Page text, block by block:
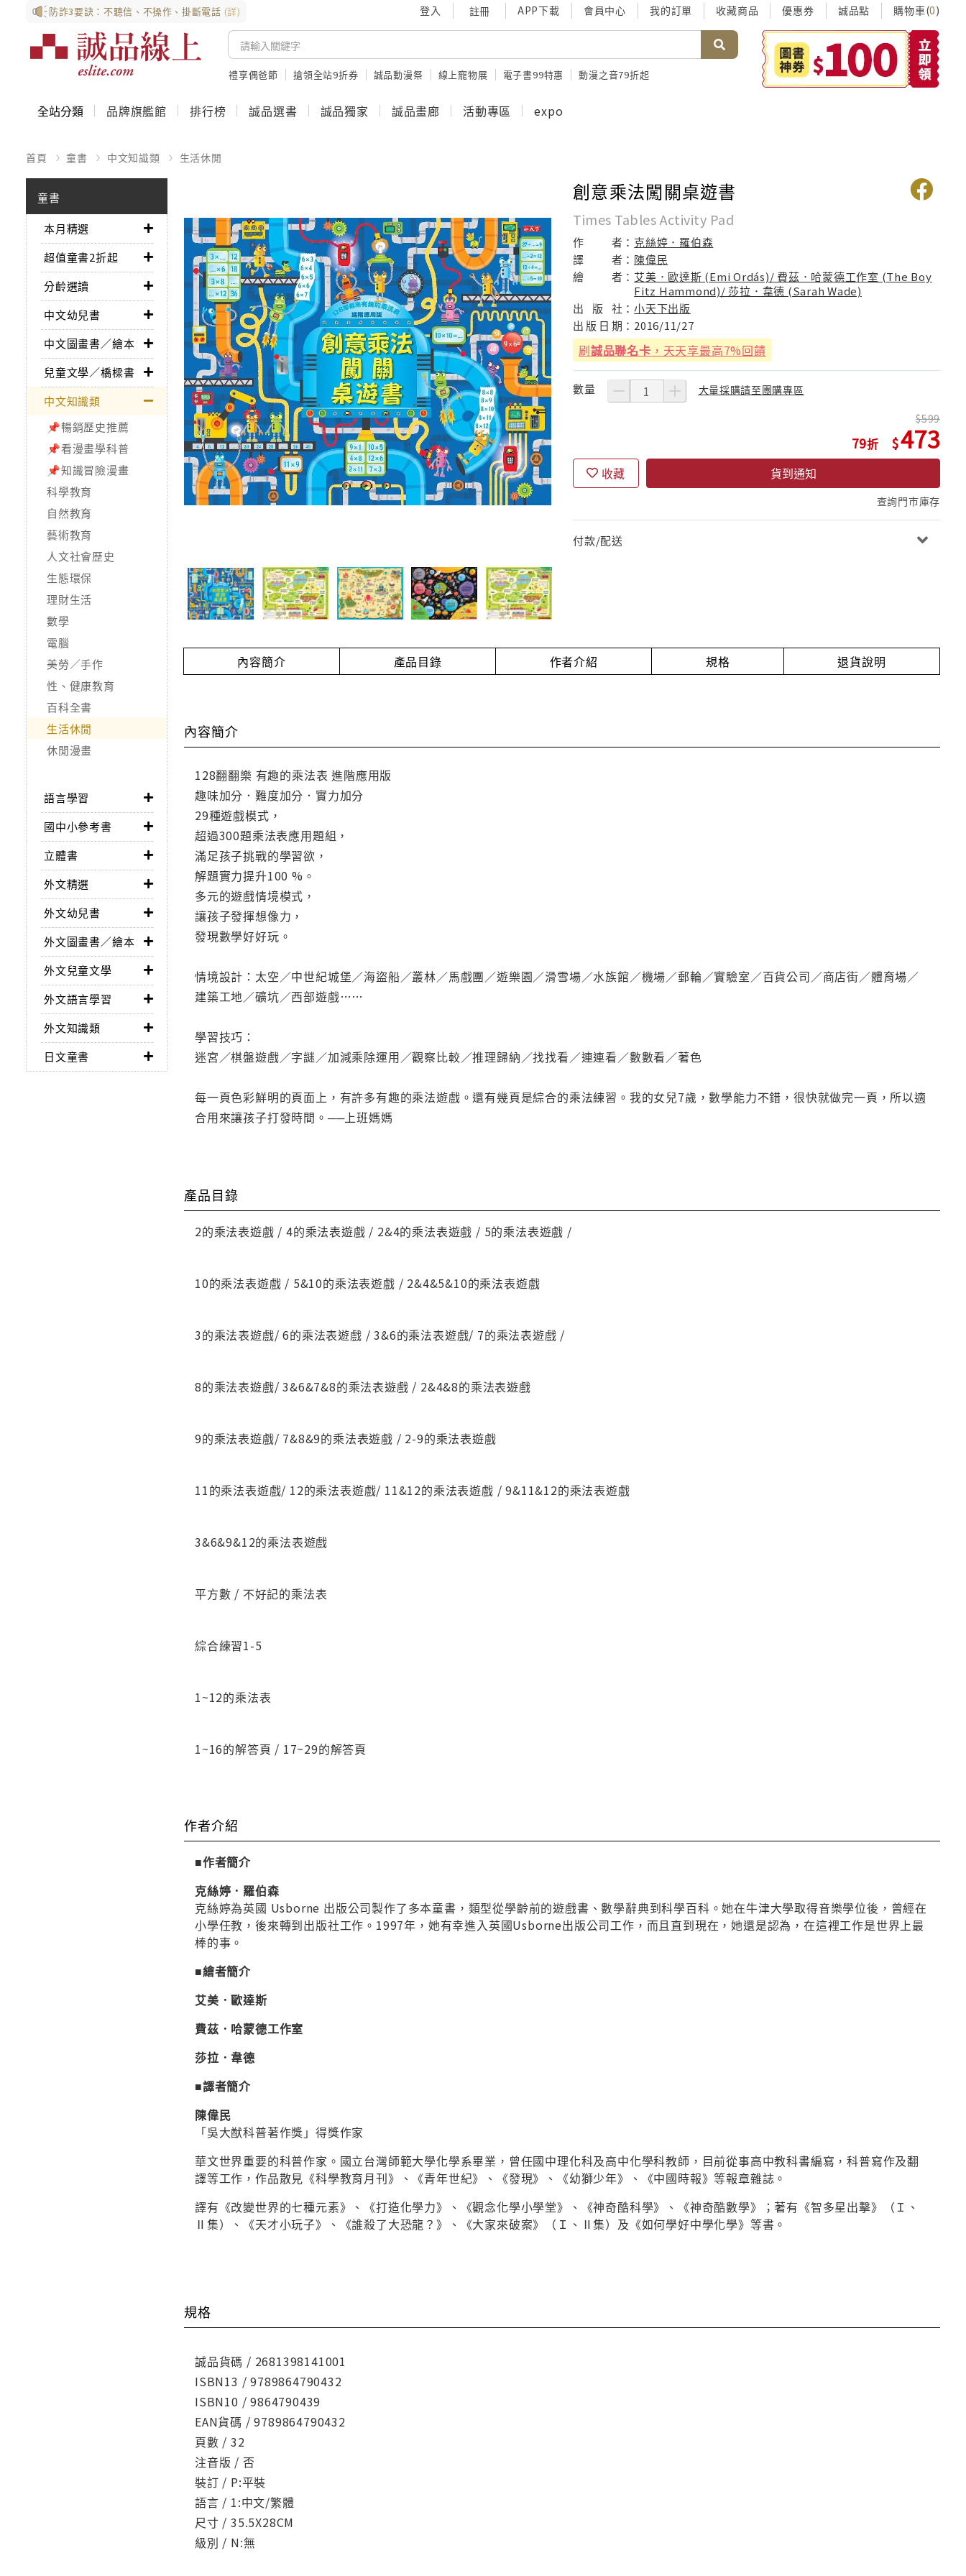
防詐3要訣：不聽信、不操作、掛斷電話 (詳) 登入 註冊 APP下載 會員中心 我的訂單 收藏商品 優惠券 誠品點 購物車(0)
禮享偶爸節 搶領全站9折券 誠品動漫祭 線上寵物展 電子書99特惠 動漫之音79折起
全站分類 品牌旗艦館 排行榜 誠品選書 誠品獨家 誠品畫廊 活動專區 expo
首頁 童書 中文知識類 生活休閒
童書
本月精選
超值童書2折起
分齡選讀
中文幼兒書
中文圖畫書／繪本
兒童文學／橋樑書
中文知識類
📌暢銷歷史推薦
📌看漫畫學科普
📌知識冒險漫畫
科學教育
自然教育
藝術教育
人文社會歷史
生態環保
理財生活
數學
電腦
美勞／手作
性、健康教育
百科全書
生活休閒
休閒漫畫
語言學習
國中小參考書
立體書
外文精選
外文幼兒書
外文圖畫書／繪本
外文兒童文學
外文語言學習
外文知識類
日文童書
創意乘法闖關桌遊書
Times Tables Activity Pad
作 者： 克絲婷．羅伯森
譯
者： 陳偉民
繪
者： 艾美．歐達斯 (Emi Ordás)/ 費茲．哈蒙德工作室 (The Boy
Fitz Hammond)/ 莎拉．韋德 (Sarah Wade)
出
版 社：小天下出版
出 版 日 期： 2016/11/27
刷誠品聯名卡 ，天天享最高7%回饋
數量 大量採購請至團購專區
79
599
473
收藏 貨到通知
查詢門市庫存
付款/配送
內容簡介 產品目錄 作者介紹 規格 退貨說明
內容簡介
128翻翻樂 有趣的乘法表 進階應用版
趣味加分．難度加分．實力加分
29種遊戲模式，
超過300題乘法表應用題組，
滿足孩子挑戰的學習欲，
解題實力提升100 %。
多元的遊戲情境模式，
讓孩子發揮想像力，
發現數學好好玩。
情境設計：太空／中世紀城堡／海盜船／叢林／馬戲團／遊樂園／滑雪場／水族館／機場／郵輪／實驗室／百貨公司／商店街／體育場／
建築工地／礦坑／西部遊戲……
學習技巧：
迷宮／棋盤遊戲／字謎／加減乘除運用／觀察比較／推理歸納／找找看／連連看／數數看／著色
每一頁色彩鮮明的頁面上，有許多有趣的乘法遊戲。還有幾頁是綜合的乘法練習。我的女兒7歲，數學能力不錯，很快就做完一頁，所以適
合用來讓孩子打發時間。──上班媽媽
產品目錄
2的乘法表遊戲 / 4的乘法表遊戲 / 2&4的乘法表遊戲 / 5的乘法表遊戲 /
10的乘法表遊戲 / 5&10的乘法表遊戲 / 2&4&5&10的乘法表遊戲
3的乘法表遊戲/ 6的乘法表遊戲 / 3&6的乘法表遊戲/ 7的乘法表遊戲 /
8的乘法表遊戲/ 3&6&7&8的乘法表遊戲 / 2&4&8的乘法表遊戲
9的乘法表遊戲/ 7&8&9的乘法表遊戲 / 2-9的乘法表遊戲
11的乘法表遊戲/ 12的乘法表遊戲/ 11&12的乘法表遊戲 / 9&11&12的乘法表遊戲
3&6&9&12的乘法表遊戲
平方數 / 不好記的乘法表
綜合練習1-5
1~12的乘法表
1~16的解答頁 / 17~29的解答頁
作者介紹
■作者簡介
克絲婷．羅伯森
克絲婷為英國 Usborne 出版公司製作了多本童書，類型從學齡前的遊戲書、數學辭典到科學百科。她在牛津大學取得音樂學位後，曾經在
小學任教，後來轉到出版社工作。1997年，她有幸進入英國Usborne出版公司工作，而且直到現在，她還是認為，在這裡工作是世界上最
棒的事。
■繪者簡介
艾美 ．歐達斯
費茲 ． 哈蒙德工作室
莎拉 ． 韋德
■譯者簡介
陳偉民
「吳大猷科普著作獎」得獎作家
華文世界重要的科普作家。國立台灣師範大學化學系畢業，曾任國中理化科及高中化學科教師，目前從事高中教科書編寫，科普寫作及翻
譯等工作，作品散見《科學教育月刊》、《青年世紀》、《發現》、《幼獅少年》、《中國時報》等報章雜誌。
譯有《改變世界的七種元素》、《打造化學力》、《觀念化學小學堂》、《神奇酷科學》、《神奇酷數學》；著有《智多星出擊》（Ｉ、
Ⅱ集）、《天才小玩子》、《誰殺了大恐龍？》、《大家來破案》（Ｉ、Ⅱ集）及《如何學好中學化學》等書。
規格
誠品貨碼 / 2681398141001
ISBN13 / 9789864790432
ISBN10 / 9864790439
EAN貨碼 / 9789864790432
頁數 / 32
注音版 / 否
裝訂 / P:平裝
語言 / 1:中文/繁體
尺寸 / 35.5X28CM
級別 / N:無